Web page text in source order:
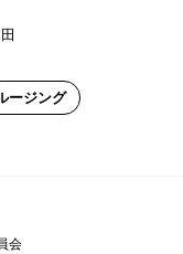
ージング
会